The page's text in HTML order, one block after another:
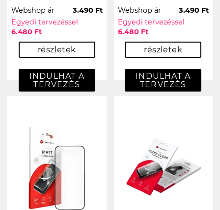
Webshop ár
3.490 Ft
Egyedi tervezéssel
6.480 Ft
részletek
INDULHAT A
TERVEZÉS
Webshop ár
3.490 Ft
Egyedi tervezéssel
6.480 Ft
részletek
INDULHAT A
TERVEZÉS